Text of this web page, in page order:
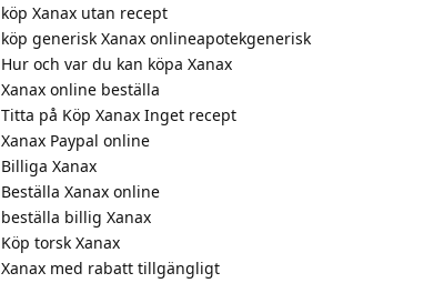
köp Xanax utan recept
köp generisk Xanax onlineapotekgenerisk
Hur och var du kan köpa Xanax
Xanax online beställa
Titta på Köp Xanax Inget recept
Xanax Paypal online
Billiga Xanax
Beställa Xanax online
beställa billig Xanax
Köp torsk Xanax
Xanax med rabatt tillgängligt